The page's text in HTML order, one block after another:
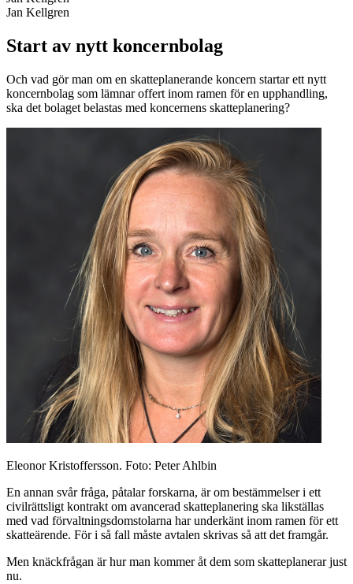
Jan Kellgren
Start av nytt koncernbolag
Och vad gör man om en skatteplanerande koncern startar ett nytt
koncernbolag som lämnar offert inom ramen för en upphandling,
ska det bolaget belastas med koncernens skatteplanering?
Eleonor Kristoffersson. Foto: Peter Ahlbin
En annan svår fråga, påtalar forskarna, är om bestämmelser i ett
civilrättsligt kontrakt om avancerad skatteplanering ska likställas
med vad förvaltningsdomstolarna har underkänt inom ramen för ett
skatteärende. För i så fall måste avtalen skrivas så att det framgår.
Men knäckfrågan är hur man kommer åt dem som skatteplanerar just
nu.